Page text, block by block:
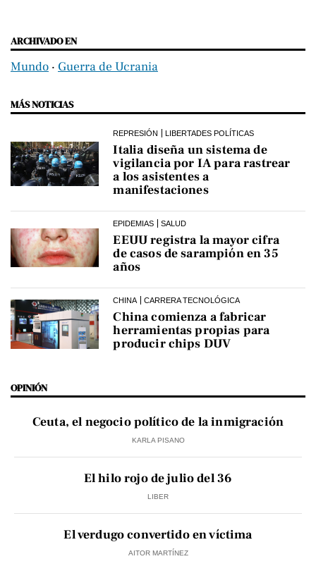
ARCHIVADO EN
Mundo ‧ Guerra de Ucrania
MÁS NOTICIAS
REPRESIÓN LIBERTADES POLÍTICAS
Italia diseña un sistema de
vigilancia por IA para rastrear
a los asistentes a
manifestaciones
EPIDEMIAS SALUD
EEUU registra la mayor cifra
de casos de sarampión en 35
años
CHINA CARRERA TECNOLÓGICA
China comienza a fabricar
herramientas propias para
producir chips DUV
OPINIÓN
Ceuta, el negocio político de la inmigración
KARLA PISANO
El hilo rojo de julio del 36
LIBER
El verdugo convertido en víctima
AITOR MARTÍNEZ